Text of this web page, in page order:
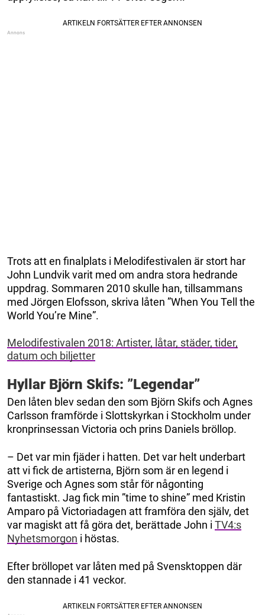
Trots att en finalplats i Melodifestivalen är stort har
John Lundvik varit med om andra stora hedrande
uppdrag. Sommaren 2010 skulle han, tillsammans
med Jörgen Elofsson, skriva låten ”When You Tell the
World You’re Mine”.
Melodifestivalen 2018: Artister, låtar, städer, tider,
datum och biljetter
Hyllar Björn Skifs: ”Legendar”
Den låten blev sedan den som Björn Skifs och Agnes
Carlsson framförde i Slottskyrkan i Stockholm under
kronprinsessan Victoria och prins Daniels bröllop.
– Det var min fjäder i hatten. Det var helt underbart
att vi fick de artisterna, Björn som är en legend i
Sverige och Agnes som står för någonting
fantastiskt. Jag fick min ”time to shine” med Kristin
Amparo på Victoriadagen att framföra den själv, det
var magiskt att få göra det, berättade John i TV4:s
Nyhetsmorgon i höstas.
Efter bröllopet var låten med på Svensktoppen där
den stannade i 41 veckor.